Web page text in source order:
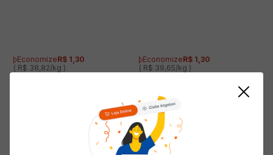
EconomizeR$ 1,30
( R$ 38,82/kg )
ADICIONAR AO CARRINHO
EconomizeR$ 1,30
( R$ 39,65/kg )
ADICIONAR AO CARRINHO